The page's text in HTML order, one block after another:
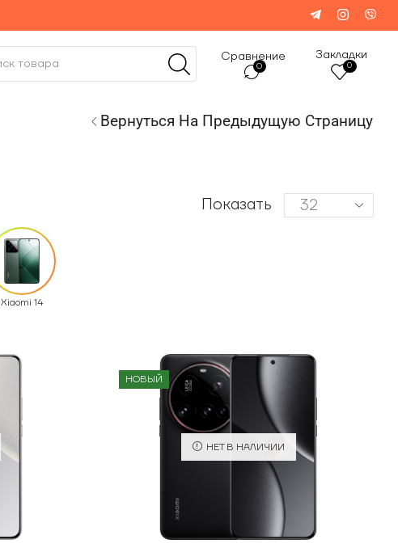
Сравнение
0
Закладки
0
Вернуться На Предыдущую Страницу
Показать
Xiaomi 14
НОВЫЙ
НЕТ В НАЛИЧИИ